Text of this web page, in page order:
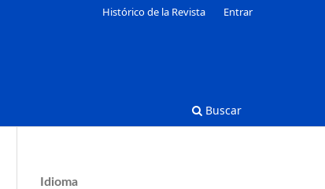
Buscar
Histórico de la Revista Entrar
Idioma